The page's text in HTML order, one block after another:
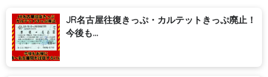
JR名古屋往復きっぷ・カルテットきっぷ廃止！
今後も...